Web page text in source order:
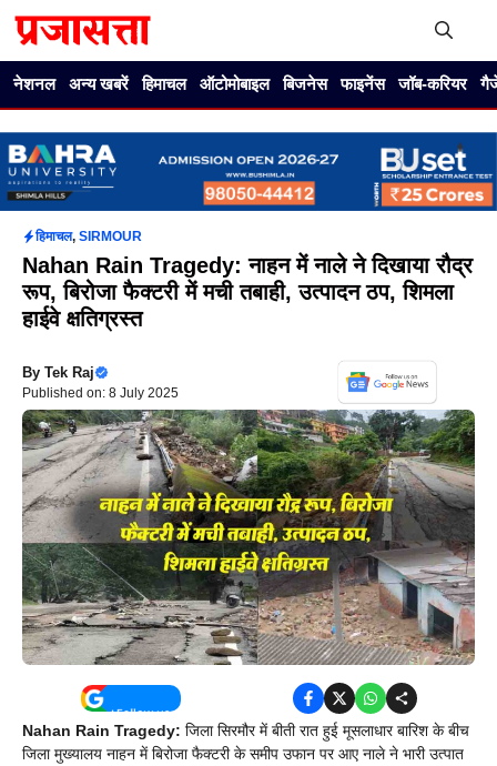
नेशनल अन्य खबरें हिमाचल ऑटोमोबाइल बिजनेस फाइनेंस जॉब-करियर
हिमाचल, SIRMOUR
Nahan Rain Tragedy: नाहन में नाले ने दिखाया रौद्र
रूप, बिरोजा फैक्टरी में मची तबाही, उत्पादन ठप, शिमला
हाईवे क्षतिग्रस्त
By Tek Raj
Published on: 8 July 2025
Nahan Rain Tragedy: जिला सिरमौर में बीती रात हुई मूसलाधार बारिश के बीच
जिला मुख्यालय नाहन में बिरोजा फैक्टरी के समीप उफान पर आए नाले ने भारी उत्पात